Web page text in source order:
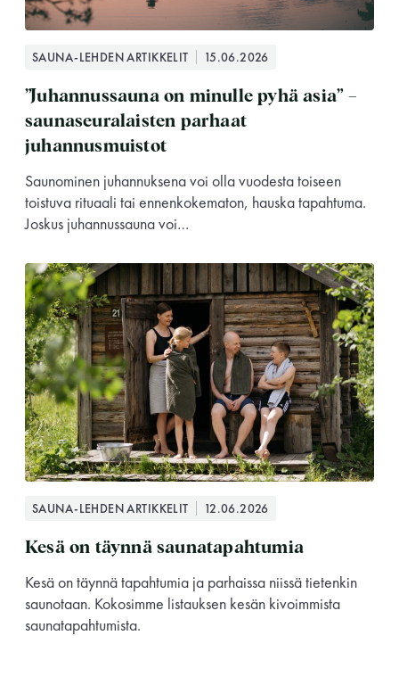
SAUNA-LEHDEN ARTIKKELIT 15.06.2026
”Juhannussauna on minulle pyhä asia” –
saunaseuralaisten parhaat
juhannusmuistot
Saunominen juhannuksena voi olla vuodesta toiseen
toistuva rituaali tai ennenkokematon, hauska tapahtuma.
Joskus juhannussauna voi…
SAUNA-LEHDEN ARTIKKELIT 12.06.2026
Kesä on täynnä saunatapahtumia
Kesä on täynnä tapahtumia ja parhaissa niissä tietenkin
saunotaan. Kokosimme listauksen kesän kivoimmista
saunatapahtumista.